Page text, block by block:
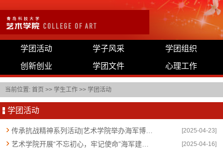
学团活动 学子风采 学团组织
创新创业 学团文件 心理工作
当前位置: 首页 >> 学生工作 >> 学团活动
学团活动
[2025-04-23]
[2025-04-16]